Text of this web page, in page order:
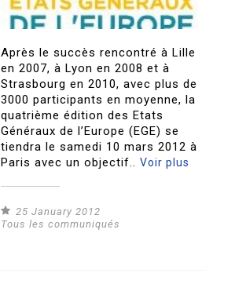
Après le succès rencontré à Lille
en 2007, à Lyon en 2008 et à
Strasbourg en 2010, avec plus de
3000 participants en moyenne, la
quatrième édition des Etats
Généraux de l’Europe (EGE) se
tiendra le samedi 10 mars 2012 à
Paris avec un objectif..Voir plus
25 January 2012
Tous les communiqués